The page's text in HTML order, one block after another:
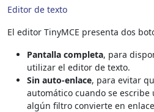
Editor de texto
El editor TinyMCE presenta dos
Pantalla completa, para
utilizar el editor de texto.
Sin auto-enlace, para evitar
automático cuando se escribe
algún filtro convierte en